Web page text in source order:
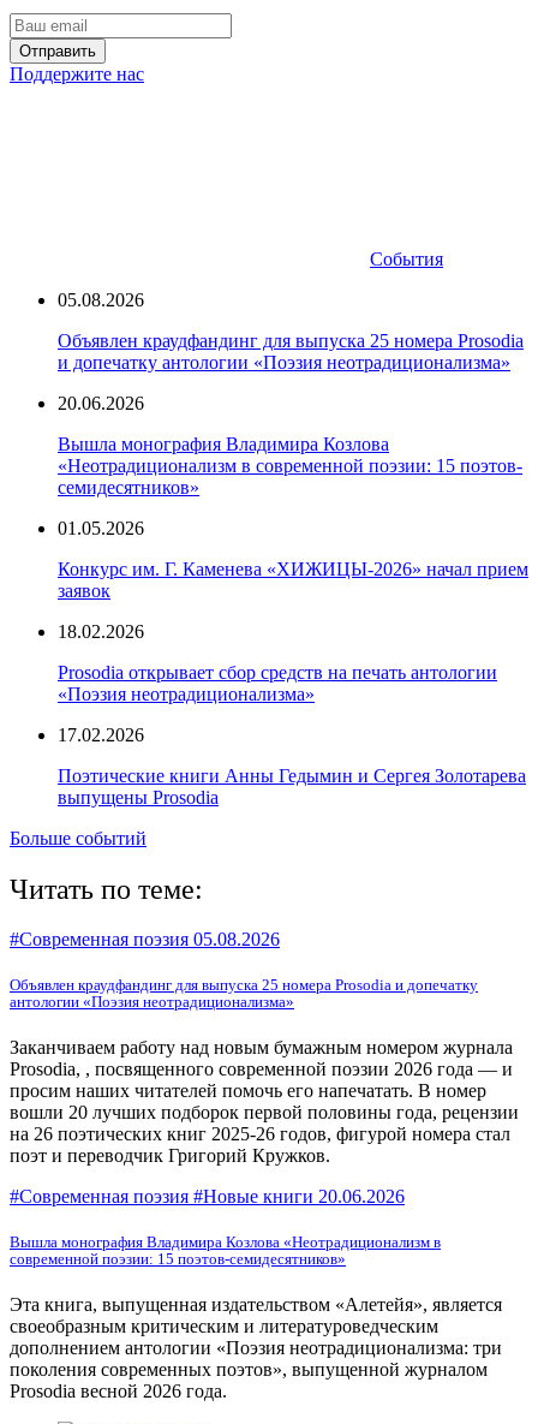
Отправить
Поддержите нас
События
05.08.2026
Объявлен краудфандинг для выпуска 25 номера Prosodia
и допечатку антологии «Поэзия неотрадиционализма»
20.06.2026
Вышла монография Владимира Козлова
«Неотрадиционализм в современной поэзии: 15 поэтов-
семидесятников»
01.05.2026
Конкурс им. Г. Каменева «ХИЖИЦЫ-2026» начал прием
заявок
18.02.2026
Prosodia открывает сбор средств на печать антологии
«Поэзия неотрадиционализма»
17.02.2026
Поэтические книги Анны Гедымин и Сергея Золотарева
выпущены Prosodia
Больше событий
Читать по теме:
#Современная поэзия 05.08.2026
Объявлен краудфандинг для выпуска 25 номера Prosodia и допечатку
антологии «Поэзия неотрадиционализма»
Заканчиваем работу над новым бумажным номером журнала
Prosodia, , посвященного современной поэзии 2026 года — и
просим наших читателей помочь его напечатать. В номер
вошли 20 лучших подборок первой половины года, рецензии
на 26 поэтических книг 2025-26 годов, фигурой номера стал
поэт и переводчик Григорий Кружков.
#Современная поэзия #Новые книги 20.06.2026
Вышла монография Владимира Козлова «Неотрадиционализм в
современной поэзии: 15 поэтов-семидесятников»
Эта книга, выпущенная издательством «Алетейя», является
своеобразным критическим и литературоведческим
дополнением антологии «Поэзия неотрадиционализма: три
поколения современных поэтов», выпущенной журналом
Prosodia весной 2026 года.